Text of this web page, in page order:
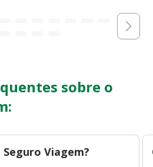
sobre o
Viagem?